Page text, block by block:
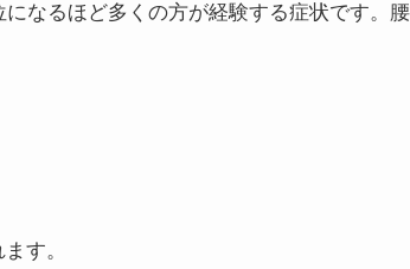
なるほど多くの方が経験する症状です。腰
す。